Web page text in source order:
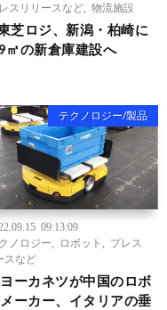
スリリースなど
物流施設
芝ロジ、新潟・柏崎に
㎡の新倉庫建設へ
テクノロジー/製品
09:13:09
ノロジー
ロボット
プレス
スなど
ヨーカネツが中国のロボ
ーカー、イタリアの垂